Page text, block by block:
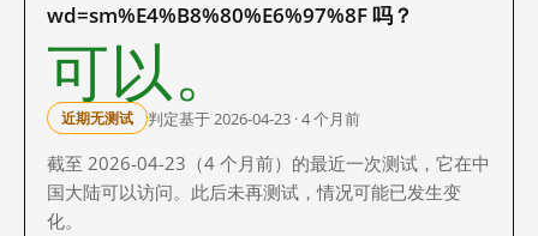
wd=sm%E4%B8%80%E6%97%8F 吗？
可以。
近期无测试 判定基于 2026-04-23 · 4 个月前
截至 2026-04-23（4 个月前）的最近一次测试，它在中
国大陆可以访问。此后未再测试，情况可能已发生变
化。